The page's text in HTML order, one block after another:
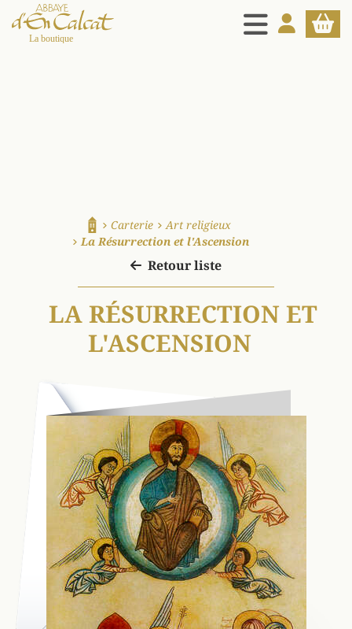
MENU
MON PANIER
Accueil
Carterie
Art religieux
La Résurrection et l'Ascension
Retour liste
LA RÉSURRECTION ET
L'ASCENSION